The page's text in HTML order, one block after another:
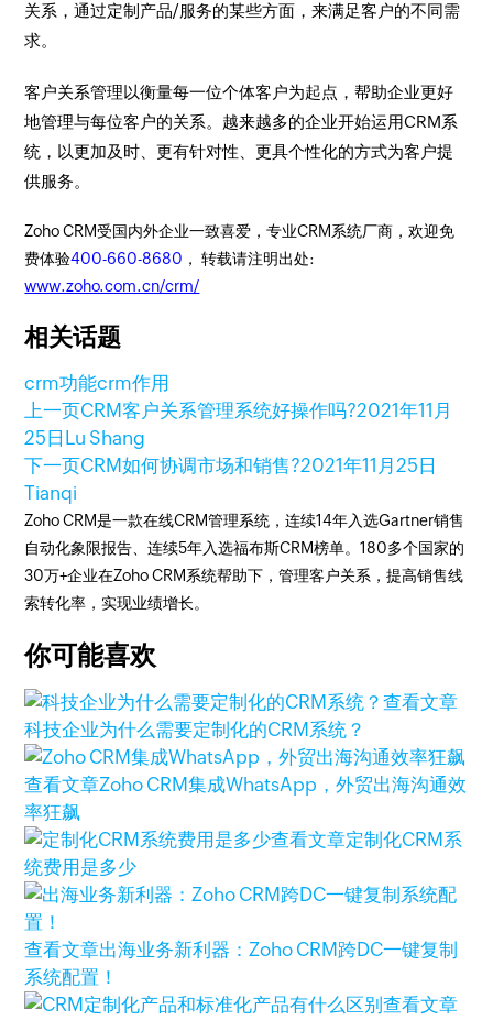
关系，通过定制产品/服务的某些方面，来满足客户的不同需
求。
客户关系管理以衡量每一位个体客户为起点，帮助企业更好
地管理与每位客户的关系。越来越多的企业开始运用CRM系
统，以更加及时、更有针对性、更具个性化的方式为客户提
供服务。
Zoho CRM受国内外企业一致喜爱，专业CRM系统厂商，欢迎免
费体验400-660-8680 ， 转载请注明出处:
www.zoho.com.cn/crm/
相关话题
crm功能crm作用
上一页CRM客户关系管理系统好操作吗?2021年11月
25日 Lu Shang
下一页CRM如何协调市场和销售?2021年11月25日
Tianqi
Zoho CRM是一款在线CRM管理系统，连续14年入选Gartner销售
自动化象限报告、连续5年入选福布斯CRM榜单。180多个国家的
30万+企业在Zoho CRM系统帮助下，管理客户关系，提高销售线
索转化率，实现业绩增长。
你可能喜欢
查看文章
科技企业为什么需要定制化的CRM系统？
查看文章Zoho CRM集成WhatsApp，外贸出海沟通效
率狂飙
查看文章定制化CRM系
统费用是多少
查看文章出海业务新利器：Zoho CRM跨DC一键复制
系统配置！
查看文章